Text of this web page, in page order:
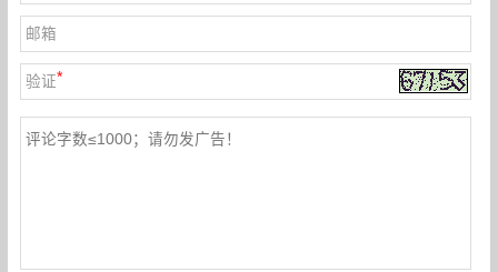
邮箱
验证*